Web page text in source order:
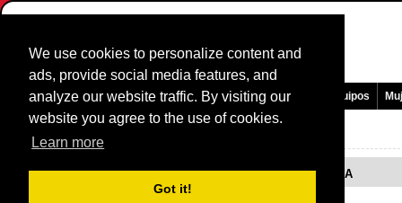
We use cookies to personalize content and
ads, provide social media features, and
analyze our website traffic. By visiting our
website you agree to the use of cookies.
Learn more
Got it!
Pagina Principal Noticias y medios Juegos Carreras Equipos
Equipo Perfil:
JOKER MERIDA